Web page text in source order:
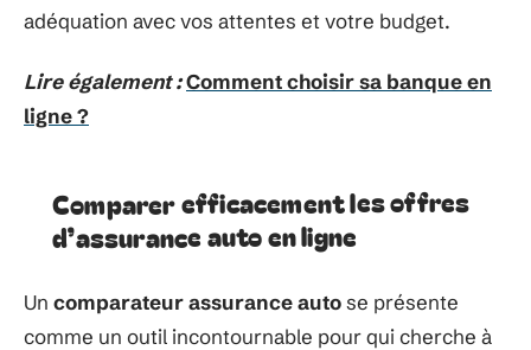
adéquation avec vos attentes et votre budget.
Lire également :Comment choisir sa banque en
ligne ?
Comparer efficacement les offres
d’assurance auto en ligne
Un comparateur assurance autose présente
comme un outil incontournable pour qui cherche à